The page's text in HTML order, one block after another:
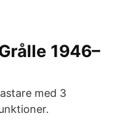
1946–
med 3